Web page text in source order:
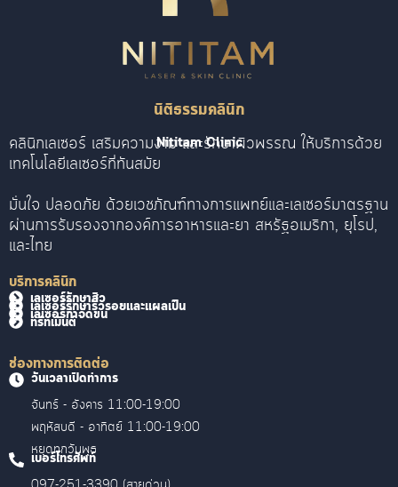
นิติธรรมคลินิก
Nititam Clinic
คลินิกเลเซอร์ เสริมความงาม และรักษาผิวพรรณ ให้บริการด้วย
เทคโนโลยีเลเซอร์ที่ทันสมัย
มั่นใจ ปลอดภัย ด้วยเวชภัณฑ์ทางการแพทย์และเลเซอร์มาตรฐาน
ผ่านการรับรองจากองค์การอาหารและยา สหรัฐอเมริกา, ยุโรป,
และไทย
บริการคลินิก
เลเซอร์รักษาสิว
เลเซอร์รักษาริ้วรอยและแผลเป็น
เลเซอร์กำจัดขน
ทรีทเม้นต์
ช่องทางการติดต่อ
วันเวลาเปิดทำการ
จันทร์ - อังคาร 11:00-19:00
พฤหัสบดี - อาทิตย์ 11:00-19:00
หยุดทุกวันพุธ
เบอร์โทรศัพท์